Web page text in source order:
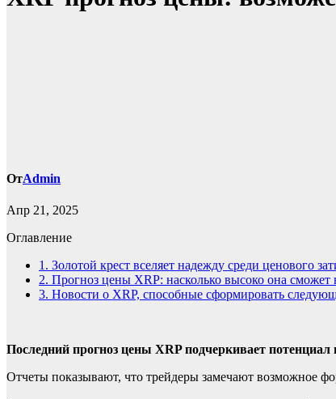
ОтAdmin
Апр 21, 2025
Оглавление
1. Золотой крест вселяет надежду среди ценового
2. Прогноз цены XRP: насколько высоко она сможет
3. Новости о XRP, способные сформировать
Последний прогноз цены XRP подчеркивает
Отчеты показывают, что трейдеры замечают возможное